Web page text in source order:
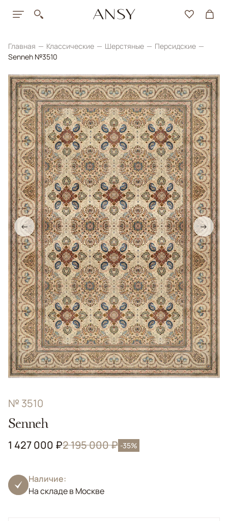
Главная Классические Шерстяные
Персидские
Senneh №3510
← →
№ 3510
Senneh
1 427 000 ₽2 195 000 ₽ -35%
Наличие:
На складе в Москве